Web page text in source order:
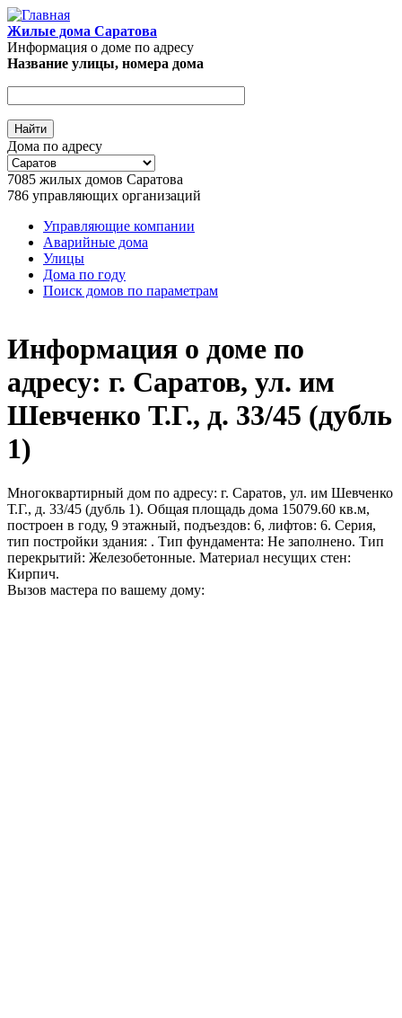
Перейти к основному содержанию
Жилые дома Саратова
Информация о доме по адресу
Название улицы, номера дома
Дома по адресу
7085 жилых домов Саратова
786 управляющих организаций
Главное меню
Управляющие компании
Аварийные дома
Улицы
Дома по году
Поиск домов по параметрам
Информация о доме по
адресу: г. Саратов, ул. им
Шевченко Т.Г., д. 33/45 (дубль
1)
Многоквартирный дом по адресу: г. Саратов, ул. им Шевченко
Т.Г., д. 33/45 (дубль 1). Общая площадь дома 15079.60 кв.м,
построен в году, 9 этажный, подъездов: 6, лифтов: 6. Серия,
тип постройки здания: . Тип фундамента: Не заполнено. Тип
перекрытий: Железобетонные. Материал несущих стен:
Кирпич.
Вызов мастера по вашему дому: